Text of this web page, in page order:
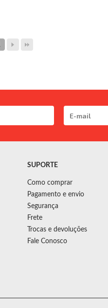
SUPORTE
Como comprar
Pagamento e envio
Segurança
Frete
Trocas e devoluções
Fale Conosco